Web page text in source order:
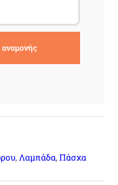
,Λαμπάδα,Πάσχα